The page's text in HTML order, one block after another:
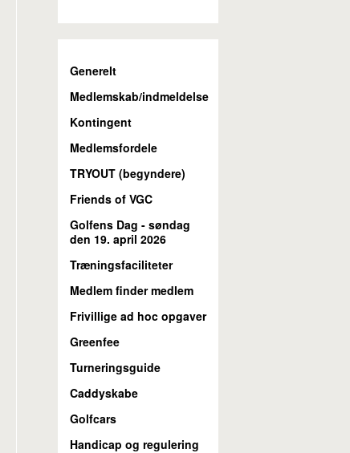
Generelt
Medlemskab/indmeldelse
Kontingent
Medlemsfordele
TRYOUT (begyndere)
Friends of VGC
Golfens Dag - søndag
den 19. april 2026
Træningsfaciliteter
Medlem finder medlem
Frivillige ad hoc opgaver
Greenfee
Turneringsguide
Caddyskabe
Golfcars
Handicap og regulering